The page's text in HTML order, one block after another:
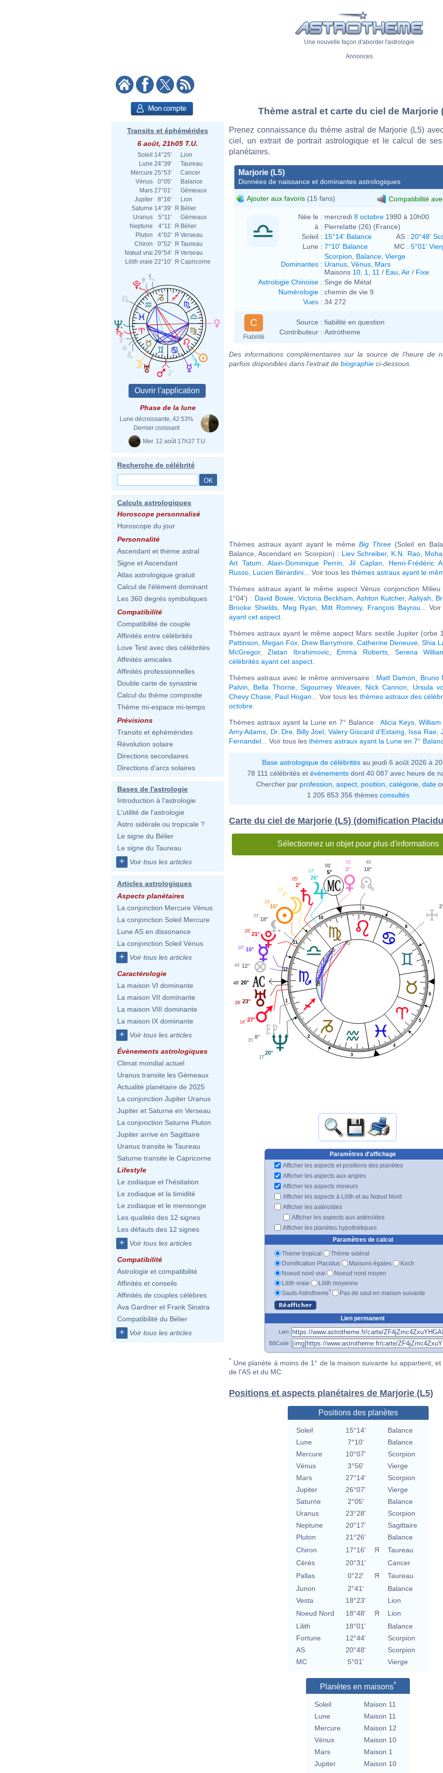
Une nouvelle façon d'aborder l'astrologie
Annonces
Transits et éphémérides
6 août, 21h05 T.U.
Soleil 14°25'
Lion
Lune 24°39'
Taureau
Mercure 25°53'
Cancer
Vénus
0°05'
Balance
Mars 27°01'
Gémeaux
Jupiter
8°16'
Lion
Saturne 14°39' Я Bélier
Uranus
5°11'
Gémeaux
Neptune
4°11' Я Bélier
Pluton
4°02' Я Verseau
Chiron
0°52' Я Taureau
Nœud vrai 29°54' Я Verseau
Lilith vraie 22°10' Я Capricorne
Phase de la lune
Lune décroissante, 42.53%
Dernier croissant
Mer. 12 août 17h37 T.U.
Recherche de célébrité
Calculs astrologiques
Horoscope personnalisé
Horoscope du jour
Personnalité
Ascendant et thème astral
Signe et Ascendant
Atlas astrologique gratuit
Calcul de l'élément dominant
Les 360 degrés symboliques
Compatibilité
Compatibilité de couple
Affinités entre célébrités
Love Test avec des célébrités
Affinités amicales
Affinités professionnelles
Double carte de synastrie
Calcul du thème composite
Thème mi-espace mi-temps
Prévisions
Transits et éphémérides
Révolution solaire
Directions secondaires
Directions d'arcs solaires
Bases de l'astrologie
Introduction à l'astrologie
L'utilité de l'astrologie
Astro sidérale ou tropicale ?
Le signe du Bélier
Le signe du Taureau
+ Voir tous les articles
Articles astrologiques
Aspects planétaires
La conjonction Mercure Vénus
La conjonction Soleil Mercure
Lune AS en dissonance
La conjonction Soleil Vénus
+ Voir tous les articles
Caractérologie
La maison VI dominante
La maison VII dominante
La maison VIII dominante
La maison IX dominante
+ Voir tous les articles
Évènements astrologiques
Climat mondial actuel
Uranus transite les Gémeaux
Actualité planétaire de 2025
La conjonction Jupiter Uranus
Jupiter et Saturne en Verseau
La conjonction Saturne Pluton
Jupiter arrive en Sagittaire
Uranus transite le Taureau
Saturne transite le Capricorne
Lifestyle
Le zodiaque et l'hésitation
Le zodiaque et la timidité
Le zodiaque et le mensonge
Les qualités des 12 signes
Les défauts des 12 signes
+ Voir tous les articles
Compatibilité
Astrologie et compatibilité
Affinités et conseils
Affinités de couples célèbres
Ava Gardner et Frank Sinatra
Compatibilité du Bélier
+ Voir tous les articles
Thème astral et carte du ciel de Marjorie
Prenez connaissance du thème astral de Marjorie (L5)
ciel, un extrait de portrait astrologique et le calcul de
planétaires.
Marjorie (L5)
Données de naissance et dominantes astrologiques
Ajouter aux favoris (15 fans) Compatibilité
Née le : mercredi 8 octobre 1980 à 10h00
à : Pierrelatte (26) (France)
Soleil : 15°14' Balance AS : 20°48'
Lune : 7°10' Balance MC : 5°01'
Dominantes :
Scorpion Balance Vierge
Uranus Vénus Mars
Maisons 10 1 11 / Eau Air / Fixe
Astrologie Chinoise : Singe de Métal
Numérologie : chemin de vie 9
Vues : 34 272
C
Fiabilité
Source : fiabilité en question
Contributeur : Astrotheme
Des informations complémentaires sur la source de l'heure de
parfois disponibles dans l'extrait de biographie ci-dessous.
Thèmes astraux ayant ayant le même Big Three (Soleil en
Balance, Ascendant en Scorpion) : Liev Schreiber, K.N. Rao,
Art Tatum ,Alain-Dominique Perrin Jil Caplan Henri-Frédéric
Russo Lucien Bérardini ... Voir tous les thèmes astraux ayant le
Thèmes astraux ayant le même aspect Vénus conjonction
1°04') : David Bowie, Victoria Beckham ,Ashton Kutcher,Aaliyah
Brooke Shields, Meg Ryan Mitt Romney, François Bayrou ...
ayant cet aspect
Thèmes astraux ayant le même aspect Mars sextile Jupiter (orbe
Pattinson
Megan Fox Drew Barrymore Catherine Deneuve Shia
McGregor,Zlatan Ibrahimovic, Emma Roberts, Serena
célébrités ayant cet aspect
Thèmes astraux avec le même anniversaire : Matt Damon Bruno
Palvin
Bella Thorne,Sigourney Weaver, Nick Cannon Ursula
Chevy Chase Paul Hogan ... Voir tous les thèmes astraux des
octobre
Thèmes astraux ayant la Lune en 7° Balance : Alicia Keys
Amy Adams
Dr. Dre, Billy Joel Valery Giscard d'Estaing Issa Rae,
Fernandel ... Voir tous les thèmes astraux ayant la Lune en 7°
Base astrologique de célébritésau jeudi 6 août 2026 à
78 111 célébrités et évènements dont 40 087 avec heure de
Chercher par profession aspect position catégorie date
1 205 853 356 thèmes consultés
Carte du ciel de Marjorie (L5) (domification
Sélectionnez un objet pour plus d'informations
1
2
3
4
5
6
7
8
9
10
11
12
18°
48'
3°
56'
5°
01'
26°
07'
2°
05'
7°
10'
15°
14'
18°
01'
21°
26'
10°
07'
12°
44'
20°
48'
23°
28'
27°
14'
8°
35'
20°
17'
Paramètres d'affichage
Afficher les aspects et positions des planètes
Afficher les aspects aux angles
Afficher les aspects mineurs
Afficher les aspects à Lilith et au Nœud Nord
Afficher les astéroïdes
Afficher les aspects aux astéroïdes
Afficher les planètes hypothétiques
Paramètres de calcul
Thème tropical
Thème sidéral
Domification Placidus
Maisons égales
Koch
Noeud nord vrai
Noeud nord moyen
Lilith vraie
Lilith moyenne
Sauts Astrotheme* Pas de saut en maison suivante
Lien permanent
Lien
BBCode
* Une planète à moins de 1° de la maison suivante lui appartient, et
de l'AS et du MC
Positions et aspects planétaires de Marjorie (L5)
Positions des planètes
Soleil 15°14'
Balance
Lune
7°10'
Balance
Mercure
10°07'
Scorpion
Vénus
3°56'
Vierge
Mars
27°14'
Scorpion
Jupiter
26°07'
Vierge
Saturne
2°05'
Balance
Uranus
23°28'
Scorpion
Neptune
20°17'
Sagittaire
Pluton
21°26'
Balance
Chiron
17°16' Я
Taureau
Cérès
20°31'
Cancer
Pallas
0°22' Я
Taureau
Junon
2°41'
Balance
Vesta
18°23'
Lion
Noeud Nord
18°48' Я
Lion
Lilith
18°01'
Balance
Fortune
12°44'
Scorpion
AS
20°48'
Scorpion
MC
5°01' Vierge
Planètes en maisons*
Soleil
Maison 11
Lune
Maison 11
Mercure
Maison 12
Vénus
Maison 10
Mars
Maison 1
Jupiter
Maison 10